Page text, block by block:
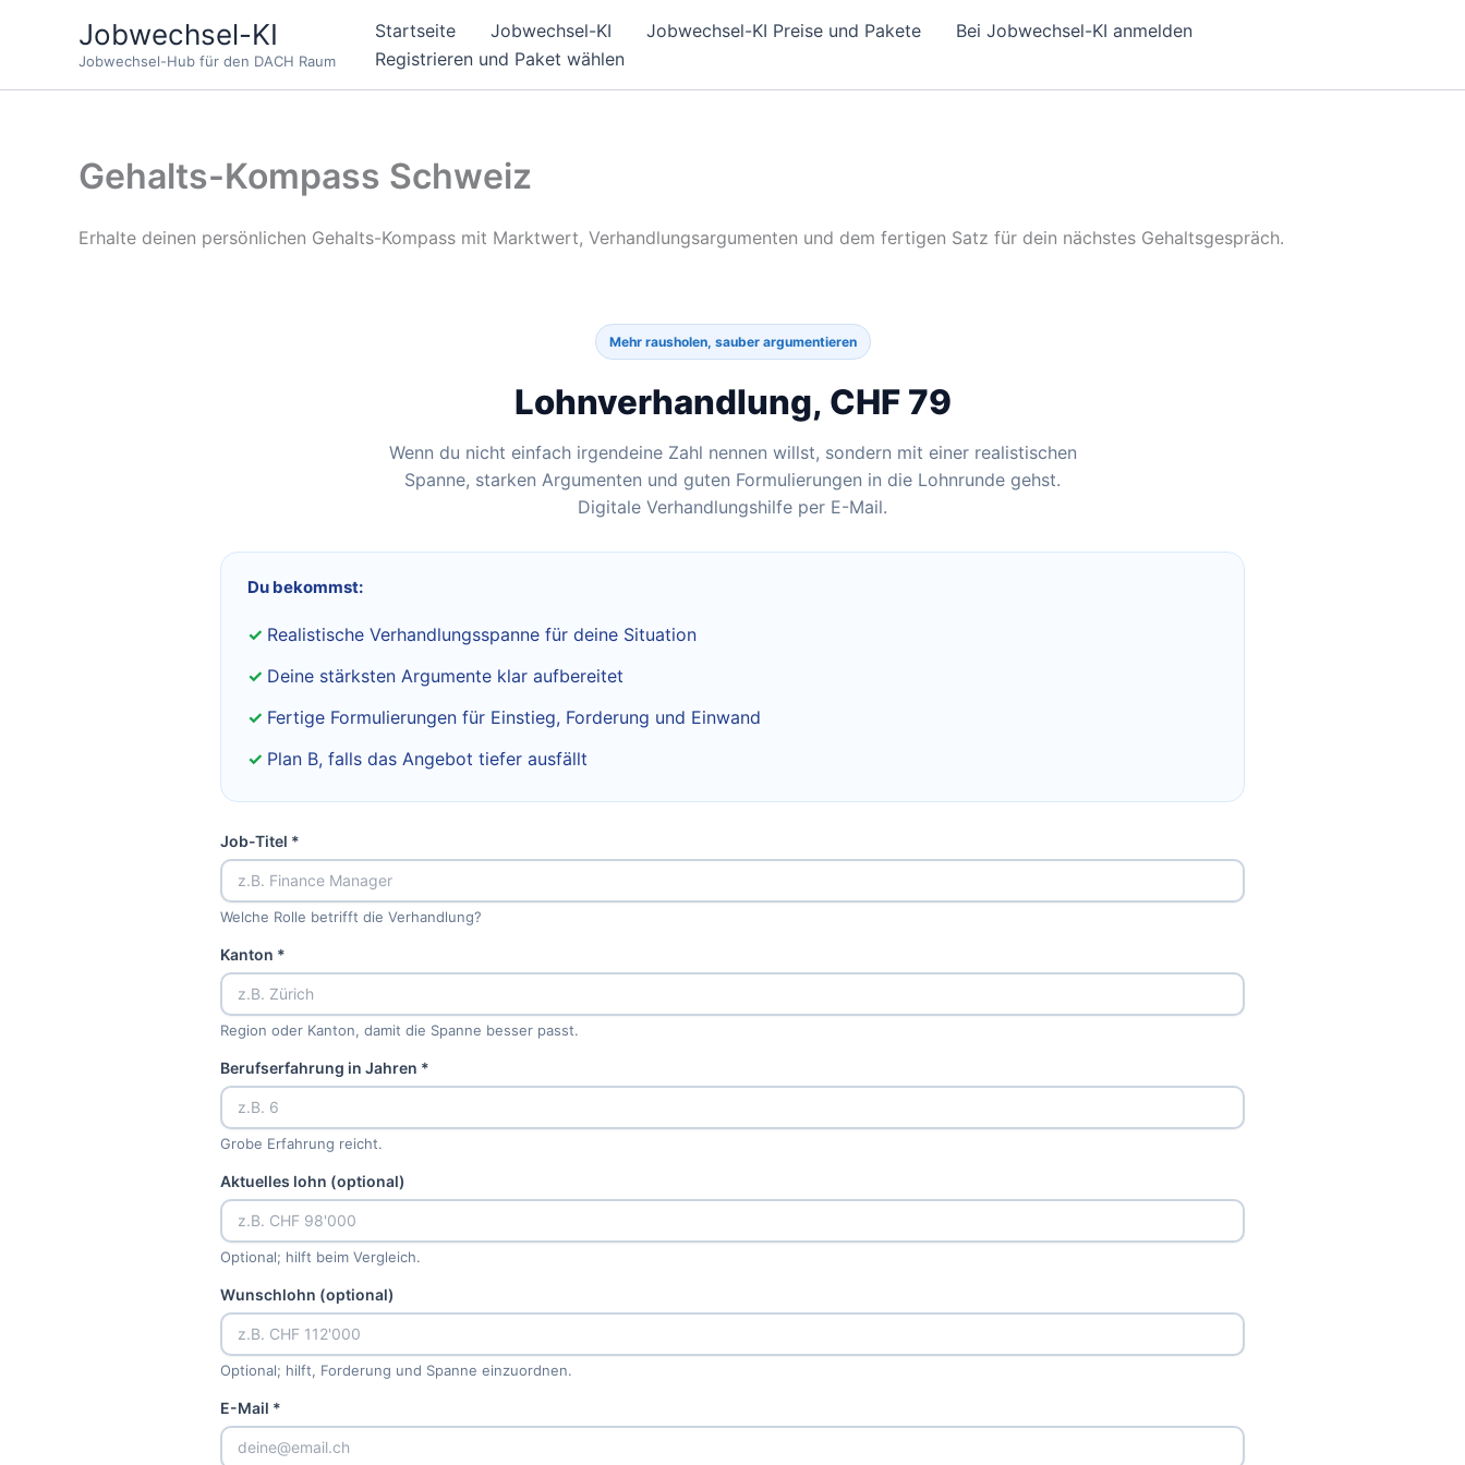
Jobwechsel-KI
Jobwechsel-Hub für den DACH Raum
Startseite Jobwechsel-KI Jobwechsel-KI Preise und Pakete
Bei Jobwechsel-KI anmelden
Registrieren und Paket wählen
Gehalts-Kompass Schweiz
Erhalte deinen persönlichen Gehalts-Kompass mit Marktwert, Verhandlungsargumenten und dem fertigen Satz für dein nächstes Gehaltsgespräch.
Mehr rausholen, sauber argumentieren
Lohnverhandlung, CHF 79
Wenn du nicht einfach irgendeine Zahl nennen willst, sondern mit einer realistischen
Spanne, starken Argumenten und guten Formulierungen in die Lohnrunde gehst.
Digitale Verhandlungshilfe per E-Mail.
Du bekommst:
Realistische Verhandlungsspanne für deine Situation
Deine stärksten Argumente klar aufbereitet
Fertige Formulierungen für Einstieg, Forderung und Einwand
Plan B, falls das Angebot tiefer ausfällt
Job-Titel *
Welche Rolle betrifft die Verhandlung?
Kanton *
Region oder Kanton, damit die Spanne besser passt.
Berufserfahrung in Jahren *
Grobe Erfahrung reicht.
Aktuelles lohn (optional)
Optional; hilft beim Vergleich.
Wunschlohn (optional)
Optional; hilft, Forderung und Spanne einzuordnen.
E-Mail *